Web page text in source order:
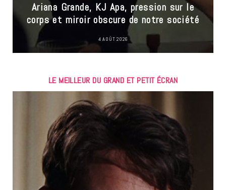
Ariana Grande, KJ Apa, pression sur le
corps et miroir obscure de notre société
4 AOÛT 2026
LE MEILLEUR DU GRAND ET PETIT ÉCRAN